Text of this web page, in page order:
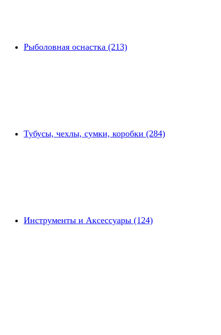
Рыболовная оснастка (213)
Тубусы, чехлы, сумки, коробки (284)
Инструменты и Аксессуары (124)